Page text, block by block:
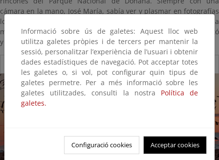
cámara en la mano, José María, sabía ver y plasmar en fotografías
lo que al resto se le escapa, el alma de Doñana. Esta pequeña
muestra viene a honrar y recordar a un Gran Hombre que conectó
y quedó unido para siempre con un Gran Parque.
Doñana, Parque Nacional. La luz del Lubricán
Informació sobre ús de galetes: Aquest lloc web
utilitza galetes pròpies i de tercers per mantenir la
sessió, personalitzar l’experiència de l’usuari i obtenir
dades estadístiques de navegació. Pot acceptar totes
les galetes o, si vol, pot configurar quin tipus de
galetes permetre. Per a més informació sobre les
galetes utilitzades, consulti la nostra Política de
galetes.
Configuració cookies Acceptar cookies